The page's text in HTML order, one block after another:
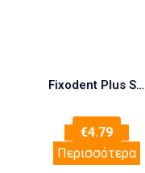
Fixodent Plus Strong Bite Στερεωτική Κρέμα για Oλικές & Mερικές Oδοντοστοιχίες, 40ml
€4.79
Περισσότερα